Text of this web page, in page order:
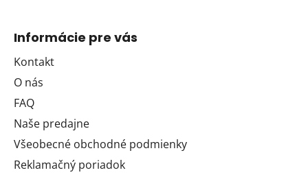
Informácie pre vás
Kontakt
O nás
FAQ
Naše predajne
Všeobecné obchodné podmienky
Reklamačný poriadok